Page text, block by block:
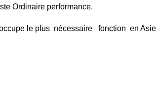
Ordinaire performance.
le plus nécessaire fonction en Asie